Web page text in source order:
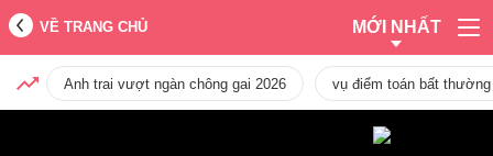
VỀ TRANG CHỦ MỚI NHẤT
Anh trai vượt ngàn chông gai 2026 vụ điểm toán bất